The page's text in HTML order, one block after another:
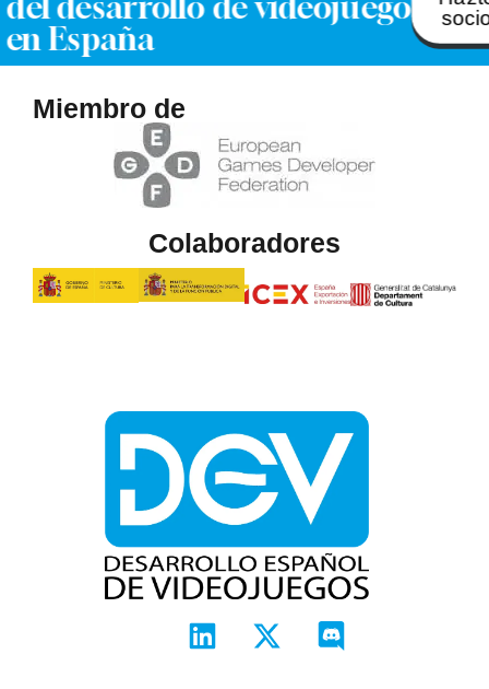
del desarrollo de videojuego
en España
Miembro de
Colaboradores